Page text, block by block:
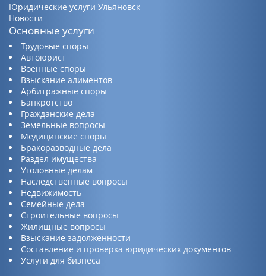
Юридические услуги Ульяновск
Новости
Основные услуги
Трудовые споры
Автоюрист
Военные споры
Взыскание алиментов
Арбитражные споры
Банкротство
Гражданские дела
Земельные вопросы
Медицинские споры
Бракоразводные дела
Раздел имущества
Уголовные делам
Наследственные вопросы
Недвижимость
Семейные дела
Строительные вопросы
Жилищные вопросы
Взыскание задолженности
Составление и проверка юридических документов
Услуги для бизнеса